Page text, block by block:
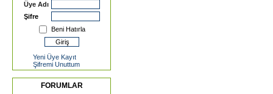
Üye Adı
Şifre
Beni Hatırla
Yeni Üye Kayıt
Şifremi Unuttum
FORUMLAR